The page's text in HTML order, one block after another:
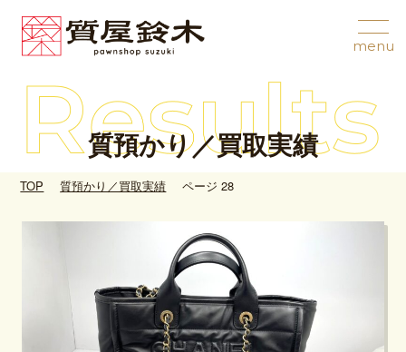
質預かり／買取実績
TOP 質預かり／買取実績 ページ 28